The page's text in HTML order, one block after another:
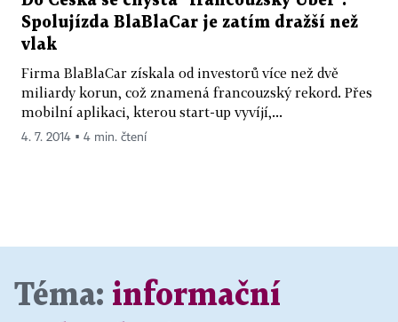
Spolujízda BlaBlaCar je zatím dražší než
vlak
Firma BlaBlaCar získala od investorů více než dvě
miliardy korun, což znamená francouzský rekord. Přes
mobilní aplikaci, kterou start-up vyvíjí,...
4. 7. 2014 ▪ 4 min. čtení
Téma: informační